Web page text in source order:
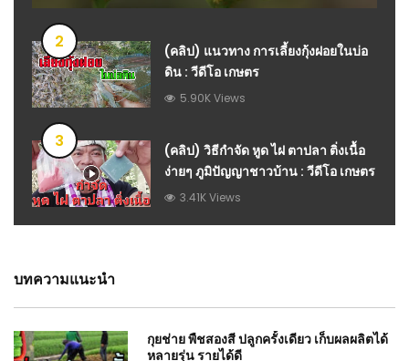
2
(คลิป) แนวทาง การเลี้ยงกุ้งฝอยในบ่อ
ดิน : วีดีโอ เกษตร
5.90K Views
3
(คลิป) วิธีกำจัด หูด ไฝ ตาปลา ติ่งเนื้อ
ง่ายๆ ภูมิปัญญาชาวบ้าน : วีดีโอ เกษตร
3.41K Views
บทความแนะนำ
กุยช่าย พืชสองสี ปลูกครั้งเดียว เก็บผลผลิตได้
หลายรุ่น รายได้ดี